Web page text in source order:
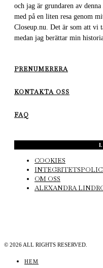
och jag är grundaren av
med på en liten resa genom
Closeup.nu. Det är som att vi
medan jag berättar min
PRENUMERERA
KONTAKTA OSS
FAQ
COOKIES
OM OSS
ALEXANDRA
© 2026 ALL RIGHTS RESERVED.
HEM